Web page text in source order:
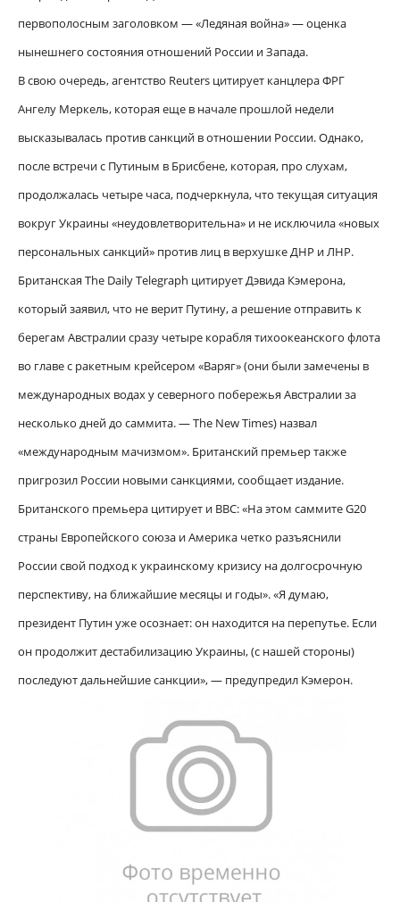
первополосным заголовком — «Ледяная война» — оценка
нынешнего состояния отношений России и Запада.
В свою очередь, агентство Reuters цитирует канцлера ФРГ
Ангелу Меркель, которая еще в начале прошлой недели
высказывалась против санкций в отношении России. Однако,
после встречи с Путиным в Брисбене, которая, про слухам,
продолжалась четыре часа, подчеркнула, что текущая ситуация
вокруг Украины «неудовлетворительна» и не исключила «новых
персональных санкций» против лиц в верхушке ДНР и ЛНР.
Британская The Daily Telegraph цитирует Дэвида Кэмерона,
который заявил, что не верит Путину, а решение отправить к
берегам Австралии сразу четыре корабля тихоокеанского флота
во главе с ракетным крейсером «Варяг» (они были замечены в
международных водах у северного побережья Австралии за
несколько дней до саммита. — The New Times) назвал
«международным мачизмом». Британский премьер также
пригрозил России новыми санкциями, сообщает издание.
Британского премьера цитирует и BBC: «На этом саммите G20
страны Европейского союза и Америка четко разъяснили
России свой подход к украинскому кризису на долгосрочную
перспективу, на ближайшие месяцы и годы». «Я думаю,
президент Путин уже осознает: он находится на перепутье. Если
он продолжит дестабилизацию Украины, (с нашей стороны)
последуют дальнейшие санкции», — предупредил Кэмерон.